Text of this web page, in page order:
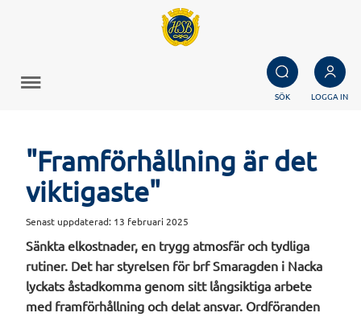
SÖK LOGGA IN
"Framförhållning är det
viktigaste"
Senast uppdaterad: 13 februari 2025
Sänkta elkostnader, en trygg atmosfär och tydliga
rutiner. Det har styrelsen för brf Smaragden i Nacka
lyckats åstadkomma genom sitt långsiktiga arbete
med framförhållning och delat ansvar. Ordföranden